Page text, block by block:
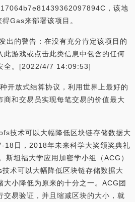
，该地
Gas来部署该项目。
出的警告：在没有充分肯定该项目的
此游戏或点击此类信息中包含的任何
全。[2022/4/7 14:09:53]
开放式结算协议，利用世界上最好的
商和交易员实现每笔交易的价值最大
技术可以大幅降低区块链存储数据大
18日，2018年未来科学大奖颁奖典礼
斯坦福大学应用加密学小组（ACG）
术可以大幅降低区块链存储数据大
大小降低为原来的十分之一。ACG团
交易验证，并且缩减区块的大小，就